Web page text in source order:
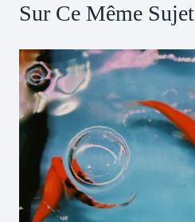
Sur Ce Même Sujet